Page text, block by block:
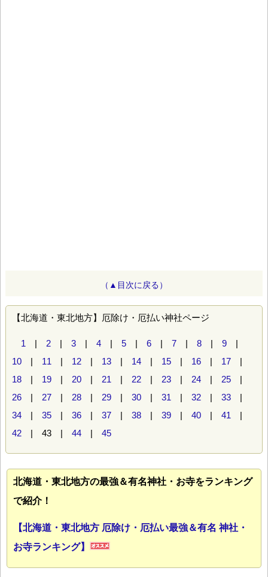
（▲目次に戻る）
【北海道・東北地方】厄除け・厄払い神社ページ
1 | 2 | 3 | 4 | 5 | 6 | 7 | 8 | 9 |
10 | 11 | 12 | 13 | 14 | 15 | 16 | 17 |
18 | 19 | 20 | 21 | 22 | 23 | 24 | 25 |
26 | 27 | 28 | 29 | 30 | 31 | 32 | 33 |
34 | 35 | 36 | 37 | 38 | 39 | 40 | 41 |
42 | 43 | 44 | 45
北海道・東北地方の最強＆有名神社・お寺をランキング
で紹介！
【北海道・東北地方 厄除け・厄払い最強＆有名 神社・
お寺ランキング】